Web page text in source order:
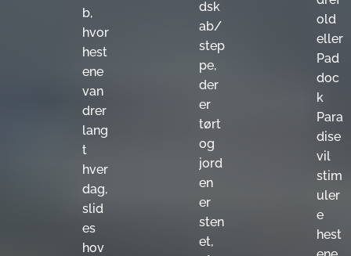
b,
hvor
hest
ene
van
drer
lang
t
hver
dag,
slid
es
hov
dsk
ab/
step
pe,
der
er
tørt
og
jord
en
er
sten
et,
old
eller
Pad
doc
k
Para
dise
vil
stim
uler
e
hest